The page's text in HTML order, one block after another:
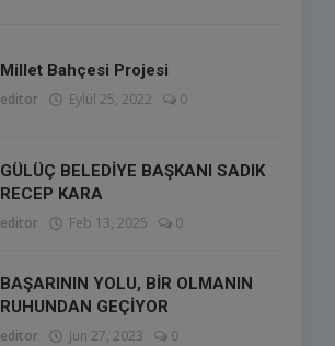
Millet Bahçesi Projesi
editor Eylül 25, 2022 0
GÜLÜÇ BELEDİYE BAŞKANI SADIK
RECEP KARA
editor Feb 13, 2025 0
BAŞARININ YOLU, BİR OLMANIN
RUHUNDAN GEÇİYOR
editor Jun 27, 2023 0